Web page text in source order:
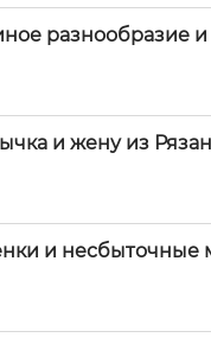
разнообразие
и жену из
и несбыточные